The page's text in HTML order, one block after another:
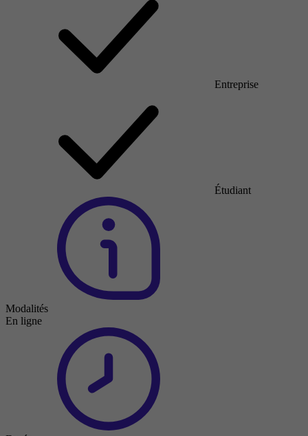
Entreprise
Étudiant
Modalités
En ligne